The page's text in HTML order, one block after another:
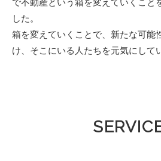
した。
箱を変えていくことで、新たな可能
け、そこにいる人たちを元気にして